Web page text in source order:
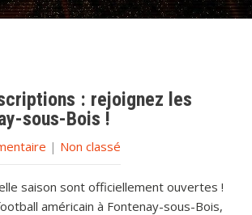
: rejoignez les
sous-Bois !
| Non classé
saison sont officiellement ouvertes !
américain à Fontenay-sous-Bois,